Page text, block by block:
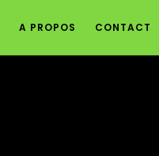
A PROPOS CONTACT